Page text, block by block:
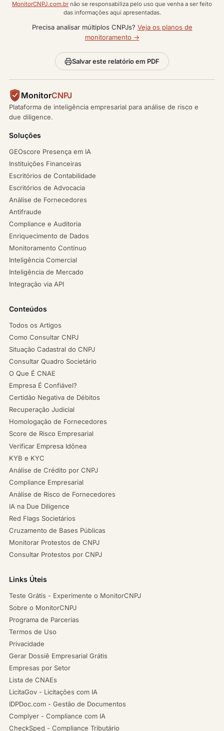
MonitorCNPJ.com.br não se responsabiliza pelo uso que venha a ser feito
das informações aqui apresentadas.
Precisa analisar múltiplos CNPJs? Veja os planos de
monitoramento →
Salvar este relatório em PDF
MonitorCNPJ
Plataforma de inteligência empresarial para análise de risco e
due diligence.
Soluções
GEOscore Presença em IA
Instituições Financeiras
Escritórios de Contabilidade
Escritórios de Advocacia
Análise de Fornecedores
Antifraude
Compliance e Auditoria
Enriquecimento de Dados
Monitoramento Contínuo
Inteligência Comercial
Inteligência de Mercado
Integração via API
Conteúdos
Todos os Artigos
Como Consultar CNPJ
Situação Cadastral do CNPJ
Consultar Quadro Societário
O Que É CNAE
Empresa É Confiável?
Certidão Negativa de Débitos
Recuperação Judicial
Homologação de Fornecedores
Score de Risco Empresarial
Verificar Empresa Idônea
KYB e KYC
Análise de Crédito por CNPJ
Compliance Empresarial
Análise de Risco de Fornecedores
IA na Due Diligence
Red Flags Societários
Cruzamento de Bases Públicas
Monitorar Protestos de CNPJ
Consultar Protestos por CNPJ
Links Úteis
Teste Grátis - Experimente o MonitorCNPJ
Sobre o MonitorCNPJ
Programa de Parcerias
Termos de Uso
Privacidade
Gerar Dossiê Empresarial Grátis
Empresas por Setor
Lista de CNAEs
LicitaGov - Licitações com IA
IDPDoc.com - Gestão de Documentos
Complyer - Compliance com IA
CheckSped - Compliance Tributário